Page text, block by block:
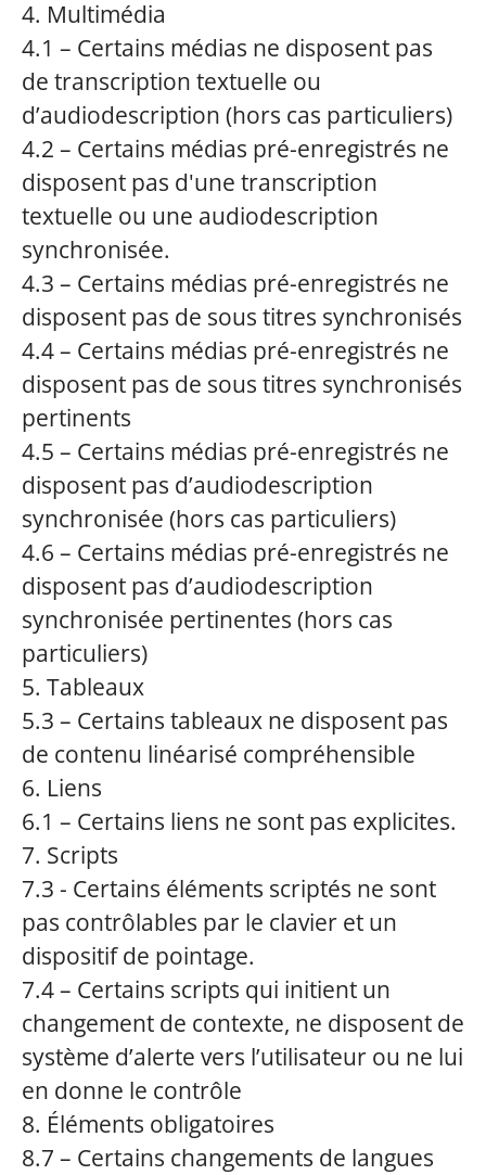
4. Multimédia
4.1 – Certains médias ne disposent pas
de transcription textuelle ou
d’audiodescription (hors cas particuliers)
4.2 – Certains médias pré-enregistrés ne
disposent pas d'une transcription
textuelle ou une audiodescription
synchronisée.
4.3 – Certains médias pré-enregistrés ne
disposent pas de sous titres synchronisés
4.4 – Certains médias pré-enregistrés ne
disposent pas de sous titres synchronisés
pertinents
4.5 – Certains médias pré-enregistrés ne
disposent pas d’audiodescription
synchronisée (hors cas particuliers)
4.6 – Certains médias pré-enregistrés ne
disposent pas d’audiodescription
synchronisée pertinentes (hors cas
particuliers)
5. Tableaux
5.3 – Certains tableaux ne disposent pas
de contenu linéarisé compréhensible
6. Liens
6.1 – Certains liens ne sont pas explicites.
7. Scripts
7.3 - Certains éléments scriptés ne sont
pas contrôlables par le clavier et un
dispositif de pointage.
7.4 – Certains scripts qui initient un
changement de contexte, ne disposent de
système d’alerte vers l’utilisateur ou ne lui
en donne le contrôle
8. Éléments obligatoires
8.7 – Certains changements de langues